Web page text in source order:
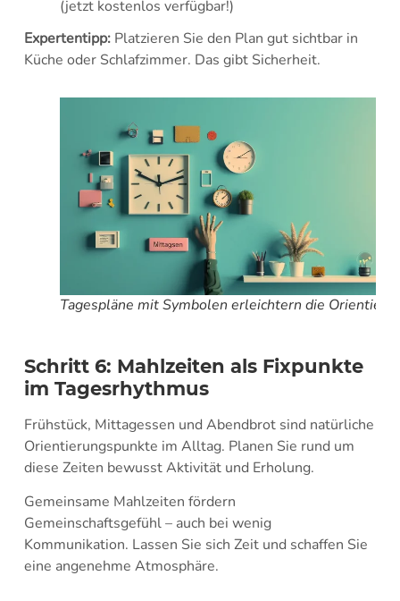
(jetzt kostenlos verfügbar!)
Expertentipp:Platzieren Sie den Plan gut sichtbar in
Küche oder Schlafzimmer. Das gibt Sicherheit.
Tagespläne mit Symbolen erleichtern die
Schritt 6: Mahlzeiten als Fixpunkte
im Tagesrhythmus
Frühstück, Mittagessen und Abendbrot sind natürliche
Orientierungspunkte im Alltag. Planen Sie rund um
diese Zeiten bewusst Aktivität und Erholung.
Gemeinsame Mahlzeiten fördern
Gemeinschaftsgefühl – auch bei wenig
Kommunikation. Lassen Sie sich Zeit und schaffen Sie
eine angenehme Atmosphäre.